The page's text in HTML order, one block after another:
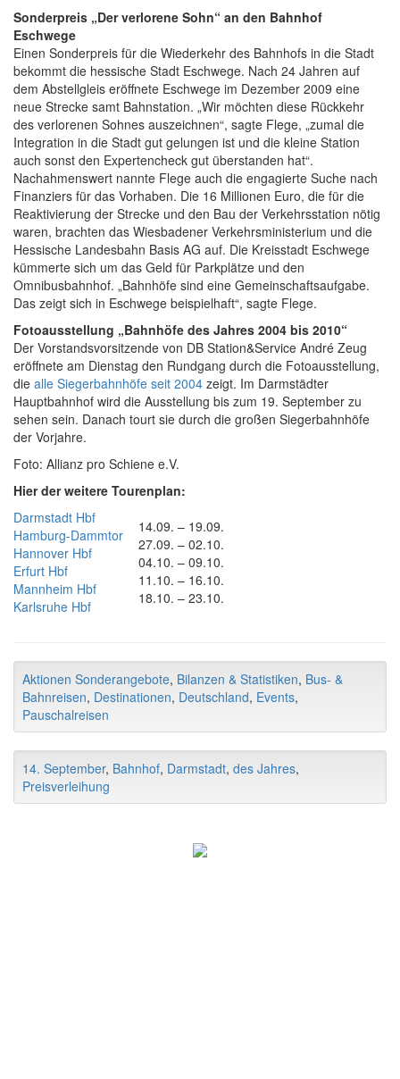
Sonderpreis „Der verlorene Sohn“ an den Bahnhof
Eschwege
Einen Sonderpreis für die Wiederkehr des Bahnhofs in die Stadt
bekommt die hessische Stadt Eschwege. Nach 24 Jahren auf
dem Abstellgleis eröffnete Eschwege im Dezember 2009 eine
neue Strecke samt Bahnstation. „Wir möchten diese Rückkehr
des verlorenen Sohnes auszeichnen“, sagte Flege, „zumal die
Integration in die Stadt gut gelungen ist und die kleine Station
auch sonst den Expertencheck gut überstanden hat“.
Nachahmenswert nannte Flege auch die engagierte Suche nach
Finanziers für das Vorhaben. Die 16 Millionen Euro, die für die
Reaktivierung der Strecke und den Bau der Verkehrsstation nötig
waren, brachten das Wiesbadener Verkehrsministerium und die
Hessische Landesbahn Basis AG auf. Die Kreisstadt Eschwege
kümmerte sich um das Geld für Parkplätze und den
Omnibusbahnhof. „Bahnhöfe sind eine Gemeinschaftsaufgabe.
Das zeigt sich in Eschwege beispielhaft“, sagte Flege.
Fotoausstellung „Bahnhöfe des Jahres 2004 bis 2010“
Der Vorstandsvorsitzende von DB Station&Service André Zeug
eröffnete am Dienstag den Rundgang durch die Fotoausstellung,
die alle Siegerbahnhöfe seit 2004 zeigt. Im Darmstädter
Hauptbahnhof wird die Ausstellung bis zum 19. September zu
sehen sein. Danach tourt sie durch die großen Siegerbahnhöfe
der Vorjahre.
Foto: Allianz pro Schiene e.V.
Hier der weitere Tourenplan:
Darmstadt Hbf
Hamburg-Dammtor
Hannover Hbf
Erfurt Hbf
Mannheim Hbf
Karlsruhe Hbf
14.09. – 19.09.
27.09. – 02.10.
04.10. – 09.10.
11.10. – 16.10.
18.10. – 23.10.
Aktionen Sonderangebote, Bilanzen & Statistiken, Bus- &
Bahnreisen, Destinationen, Deutschland, Events,
Pauschalreisen
14. September, Bahnhof, Darmstadt, des Jahres,
Preisverleihung